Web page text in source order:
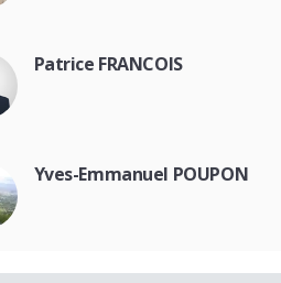
Patrice FRANCOIS
Yves-Emmanuel POUPON